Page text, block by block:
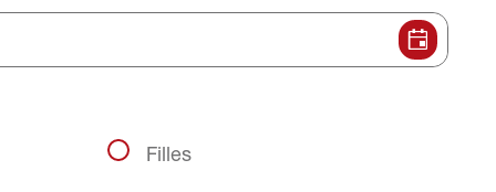
Filles